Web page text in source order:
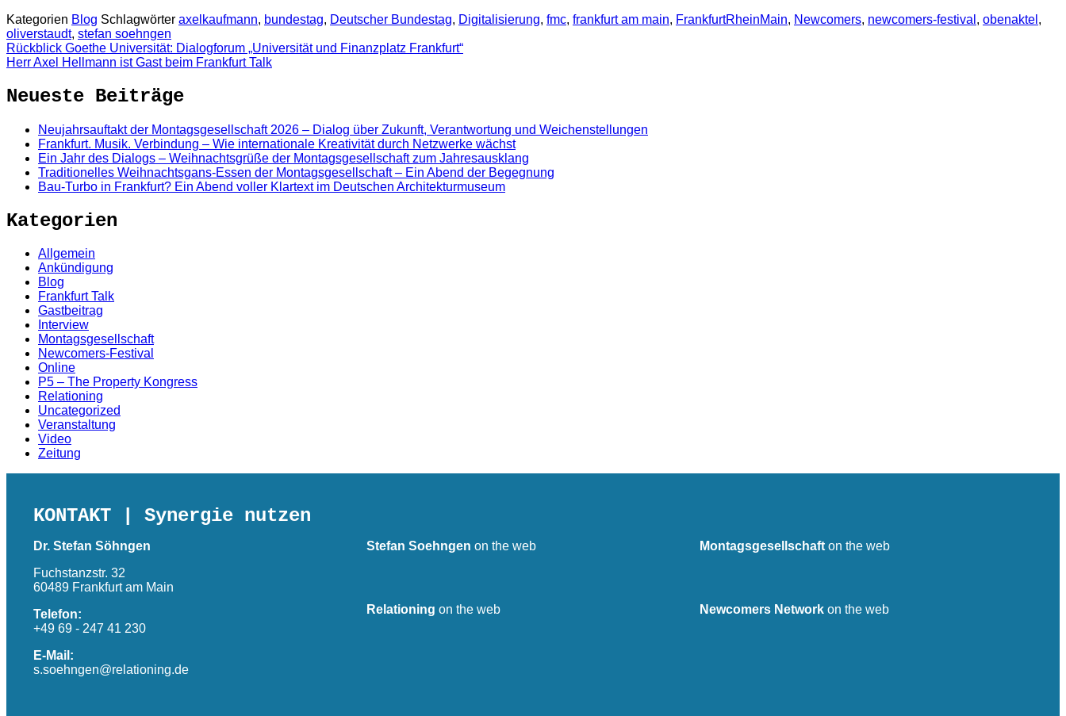
Kategorien Blog Schlagwörter axelkaufmann, bundestag, Deutscher Bundestag, Digitalisierung, fmc, frankfurt am main, FrankfurtRheinMain, Newcomers, newcomers-festival , obenaktel ,
oliverstaudt, stefan soehngen
Rückblick Goethe Universität: Dialogforum „Universität und Finanzplatz Frankfurt“
Herr Axel Hellmann ist Gast beim Frankfurt Talk
Neueste Beiträge
Neujahrsauftakt der Montagsgesellschaft 2026 – Dialog über Zukunft, Verantwortung und Weichenstellungen
Frankfurt. Musik. Verbindung – Wie internationale Kreativität durch Netzwerke wächst
Ein Jahr des Dialogs – Weihnachtsgrüße der Montagsgesellschaft zum Jahresausklang
Traditionelles Weihnachtsgans-Essen der Montagsgesellschaft – Ein Abend der Begegnung
Bau-Turbo in Frankfurt? Ein Abend voller Klartext im Deutschen Architekturmuseum
Kategorien
Allgemein
Ankündigung
Blog
Frankfurt Talk
Gastbeitrag
Interview
Montagsgesellschaft
Newcomers-Festival
Online
P5 – The Property Kongress
Relationing
Uncategorized
Veranstaltung
Video
Zeitung
KONTAKT | Synergie nutzen
Dr. Stefan Söhngen
Fuchstanzstr. 32
60489 Frankfurt am Main
Telefon:
+49 69 - 247 41 230
E-Mail:
s.soehngen@relationing.de
Stefan Soehngen on the web
Relationing on the web
Montagsgesellschafton the web
Newcomers Networkon the web